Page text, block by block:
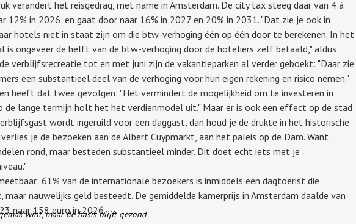
verandert het reisgedrag, met name in Amsterdam. De city tax steeg daar van 4 à
12% in 2026, en gaat door naar 16% in 2027 en 20% in 2031. "Dat zie je ook in
hotels niet in staat zijn om die btw-verhoging één op één door te berekenen. In het
is ongeveer de helft van de btw-verhoging door de hoteliers zelf betaald," aldus
de verblijfsrecreatie tot en met juni zijn de vakantieparken al verder geboekt: "Daar zie
een substantieel deel van de verhoging voor hun eigen rekening en risico nemen."
heeft dat twee gevolgen: "Het vermindert de mogelijkheid om te investeren in
de lange termijn holt het het verdienmodel uit." Maar er is ook een effect op de stad
wordt ingeruild voor een daggast, dan houd je de drukte in het historische
je de bezoeken aan de Albert Cuypmarkt, aan het paleis op de Dam. Want
rond, maar besteden substantieel minder. Dit doet echt iets met je
61% van de internationale bezoekers is inmiddels een dagtoerist die
nauwelijks geld besteedt. De gemiddelde kamerprijs in Amsterdam daalde van
naar 158 euro in 2026.
wint, maar de basis blijft gezond